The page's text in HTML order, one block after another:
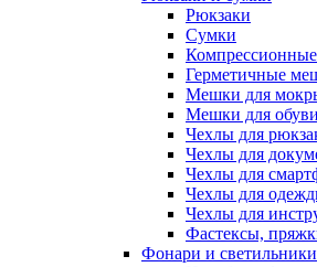
Рюкзаки
Сумки
Герметичные
Мешки для
Мешки для обуви
Чехлы для
Чехлы для
Чехлы для
Чехлы для
Чехлы для
Фастексы,
Фонари и светильники